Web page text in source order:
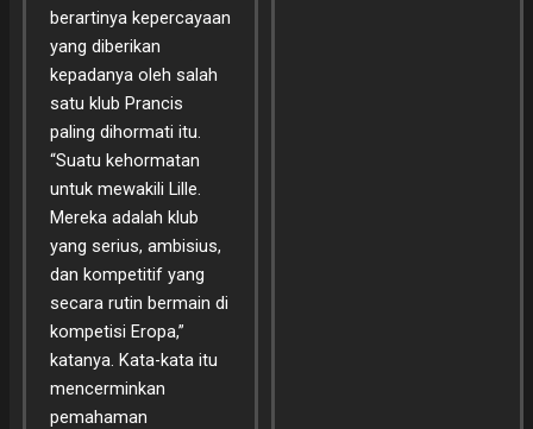
berartinya kepercayaan
yang diberikan
kepadanya oleh salah
satu klub Prancis
paling dihormati itu.
“Suatu kehormatan
untuk mewakili Lille.
Mereka adalah klub
yang serius, ambisius,
dan kompetitif yang
secara rutin bermain di
kompetisi Eropa,”
katanya. Kata-kata itu
mencerminkan
pemahaman